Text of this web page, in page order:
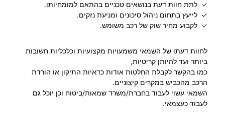
✓ לתת חוות דעת בנושאים טכניים בהתאם למומחיותו.
✓ לייעץ בתחום ניהול סיכונים ומניעת נזקים.
✓ לקבוע מחיר שוק של רכב משומש.
לחוות דעתו של השמאי משמעויות מקצועיות וכלכליות חשובות
ביותר ועד להיותן קריטיות,
כמו בהקשר לקבלת החלטות אודות כדאיות התיקון או הורדת
הרכב מהכביש במקרים קיצוניים.
השמאי עשוי לעבוד בחברת/משרד שמאות/ביטוח וכן יוכל גם
לעבוד כעצמאי.